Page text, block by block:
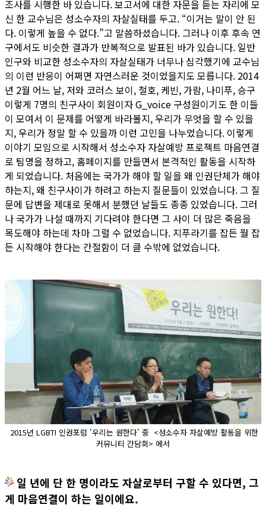
조사를 시행한 바 있습니다. 보고서에 대한 자문을 듣는 자리에 모
신 한 교수님은 성소수자의 자살실태를 두고. “이거는 말이 안 된
다. 이렇게 높을 수 없다.”고 말씀하셨습니다. 그러나 이후 후속 연
구에서도 비슷한 결과가 반복적으로 발표된 바가 있습니다. 일반
인구와 비교한 성소수자의 자살실태가 너무나 심각했기에 교수님
의 이런 반응이 어쩌면 자연스러운 것이었을지도 모릅니다. 2014
년 2월 어느 날, 저와 코러스 보이, 철호, 케빈, 가람, 나미푸, 승구
이렇게 7명의 친구사이 회원이자 G_voice 구성원이기도 한 이들
이 모여서 이 문제를 어떻게 바라볼지, 우리가 무엇을 할 수 있을
지, 우리가 정말 할 수 있을까 이런 고민을 나누었습니다. 이렇게
이야기 모임으로 시작해서 성소수자 자살예방 프로젝트 마음연결
로 팀명을 정하고, 홈페이지를 만들면서 본격적인 활동을 시작하
게 되었습니다. 처음에는 국가가 해야 할 일을 왜 인권단체가 해야
하는지, 왜 친구사이가 하려고 하는지 질문들이 있었습니다. 그 질
문에 답변을 제대로 못해서 분했던 날들도 종종 있었습니다. 그러
나 국가가 나설 때까지 기다려야 한다면 그 사이 더 많은 죽음을
목도해야 하는데 차마 그럴 수 없었습니다. 지푸라기를 잡든 뭘 잡
든 시작해야 한다는 간절함이 더 클 수밖에 없었습니다.
2015년 LGBTI 인권포럼 '우리는 원한다' 중 <성소수자 자살예방 활동을 위한
커뮤니티 간담회> 에서
일 년에 단 한 명이라도 자살로부터 구할 수 있다면, 그
게 마음연결이 하는 일이에요.